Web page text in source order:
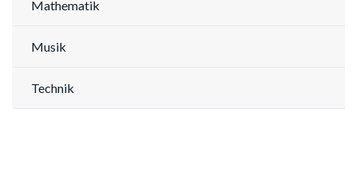
Mathematik
Musik
Technik